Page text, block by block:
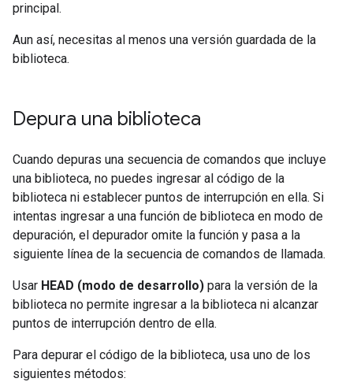
principal.
Aun así, necesitas al menos una versión guardada de la
biblioteca.
Depura una biblioteca
Cuando depuras una secuencia de comandos que incluye
una biblioteca, no puedes ingresar al código de la
biblioteca ni establecer puntos de interrupción en ella. Si
intentas ingresar a una función de biblioteca en modo de
depuración, el depurador omite la función y pasa a la
siguiente línea de la secuencia de comandos de llamada.
Usar HEAD (modo de desarrollo) para la versión de la
biblioteca no permite ingresar a la biblioteca ni alcanzar
puntos de interrupción dentro de ella.
Para depurar el código de la biblioteca, usa uno de los
siguientes métodos: